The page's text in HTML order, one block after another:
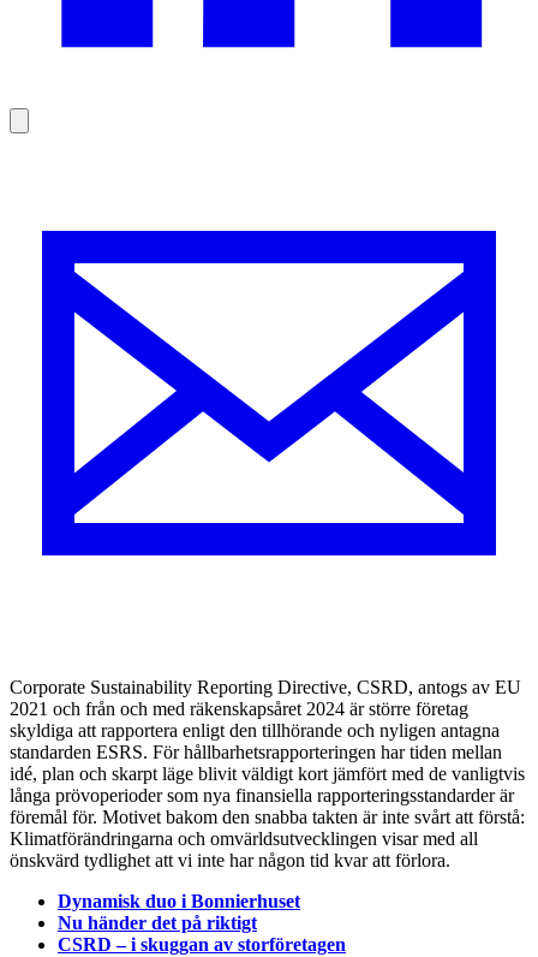
Corporate Sustainability Reporting ­Directive, CSRD, antogs av EU
2021 och från och med räkenskapsåret 2024 är ­större företag
skyldiga att rapportera ­enligt den tillhörande och nyligen ­antagna
standarden ESRS. För hållbarhets­rapporteringen har tiden mellan
idé, plan och skarpt läge blivit ­väldigt kort jämfört med de vanligtvis
långa prövo­periodersom nya finansiella rapporteringsstandarder är
föremål för. Motivet bakom den snabba takten är inte svårt att förstå:
Klimat­förändringarna och omvärldsutvecklingen visar med all
önskvärd tydlighet att vi inte har någon tid kvar att förlora.
Dynamisk duo i Bonnierhuset
Nu händer det på riktigt
CSRD – i skuggan av storföretagen